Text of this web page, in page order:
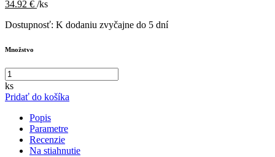
34.92 € /ks
Dostupnosť: K dodaniu zvyčajne do 5 dní
Množstvo
ks
Pridať do košíka
Popis
Parametre
Recenzie
Na stiahnutie